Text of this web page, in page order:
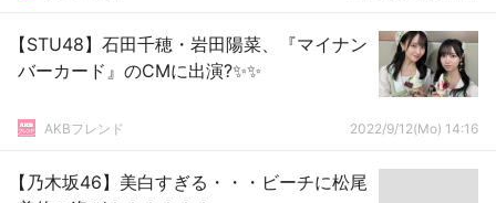
【STU48】石田千穂・岩田陽菜、『マイナン
バーカード』のCMに出演?✨✨
AKBフレンド 2022/9/12(Mo) 14:16
【乃木坂46】美白すぎる・・・ビーチに松尾